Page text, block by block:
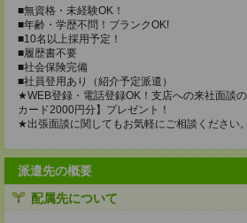
■無資格・未経験OK！
■年齢・学歴不問！ブランクOK!
■10名以上採用予定！
■履歴書不要
■社会保険完備
■社員登用あり（紹介予定派遣）
★WEB登録・電話登録OK！支店への来社面談
カード2000円分】プレゼント！
★出張面談に関してもお気軽にご相談ください。
派遣先の概要
配属先について